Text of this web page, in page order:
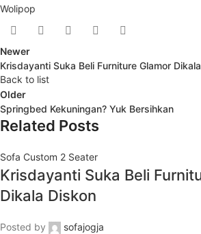
Wolipop
Newer
Krisdayanti Suka Beli Furniture Glamor
Back to list
Older
Springbed Kekuningan? Yuk Bersihkan
Related Posts
Sofa Custom 2 Seater
Krisdayanti Suka Beli
Dikala Diskon
Posted by
sofajogja